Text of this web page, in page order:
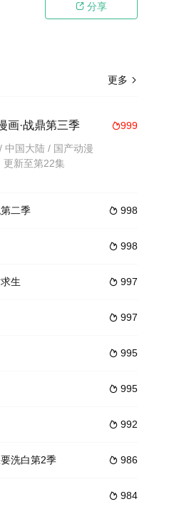
 分享
神，掀起浩荡风云，后随武可汗入楼兰黄
历江湖，探查自己父亲贪腐一案真相的故
切重返人界，不料
活，让活人永生的巨大力量。这力量诱惑
更多 
999
画·战鼎第三季
中国大陆 / 国产动漫
更新至第22集
 998
二季
 998
 997
生
 997
 995
 995
 992
 986
洗白第2季
 984